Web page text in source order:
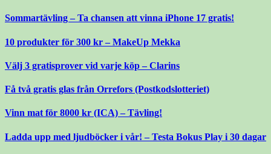
Gå
innehåll
Sommartävling – Ta chansen att vinna iPhone 17 gratis!
10 produkter för 300 kr – MakeUp Mekka
Välj 3 gratisprover vid varje köp – Clarins
Få två gratis glas från Orrefors (Postkodslotteriet)
Vinn mat för 8000 kr (ICA) – Tävling!
Ladda upp med ljudböcker i vår! – Testa Bokus Play i 30 dagar